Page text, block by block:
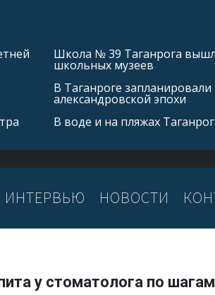
Школа № 39 Таганрога
школьных музеев
В Таганроге
александровской эпохи
В воде и на пляжах
ИНТЕРВЬЮ НОВОСТИ
у стоматолога по шагам